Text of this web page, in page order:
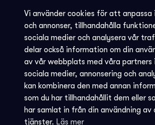
Vi använder cookies för att anpassa
och annonser, tillhandahålla
sociala medier och analysera vår
delar också information om din
av vår webbplats med våra partners
sociala medier, annonsering och
kan kombinera den med annan
som du har tillhandahållit dem eller
har samlat in från din användning av
tjänster. Läs mer
KVARGLÖMT
Societéns
JOBBA MED OSS
AVBOKNING -